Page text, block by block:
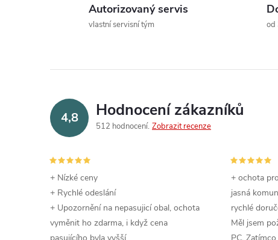
í
r
v
ý
p
i
Autorizovaný servis
vlastní servisní tým od
4,8 Hodnocení zákazníků
512 hodnocení Zobrazit recenze
+ Nízké ceny
+ Rychlé odeslání
+ Upozornění na nepasujicí obal, ochota
vyměnit ho zdarma, i když cena
+ ochota
jasná
rychlé
Měl jsem